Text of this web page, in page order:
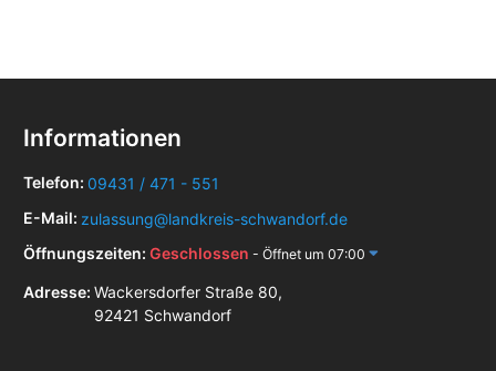
Informationen
Telefon: 09431 / 471 - 551
E-Mail: zulassung@landkreis-schwandorf.de
Öffnungszeiten: Geschlossen - Öffnet um 07:00
Adresse: Wackersdorfer Straße 80,
92421 Schwandorf